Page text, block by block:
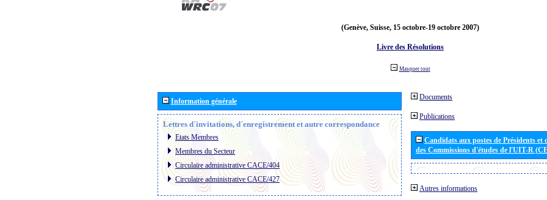
(Genève, Suisse, 15 octobre-19 octobre 2007)
Livre des Résolutions
Masquer tout
Information générale
Lettres d´invitations, d´enregistrement et autre correspondance
Etats Membres
Membres du Secteur
Circulaire administrative CACE/404
Circulaire administrative CACE/427
Documents
Publications
Candidats aux postes de Présidents et
des Commissions d'études de l'UIT-R
Autres informations